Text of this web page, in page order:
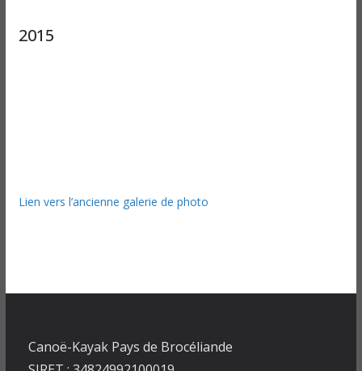
2015
Lien vers l’ancienne galerie de photo
Canoë-Kayak Pays de Brocéliande